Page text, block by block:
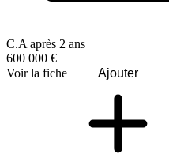
C.A après 2 ans
600 000 €
Voir la fiche
Ajouter